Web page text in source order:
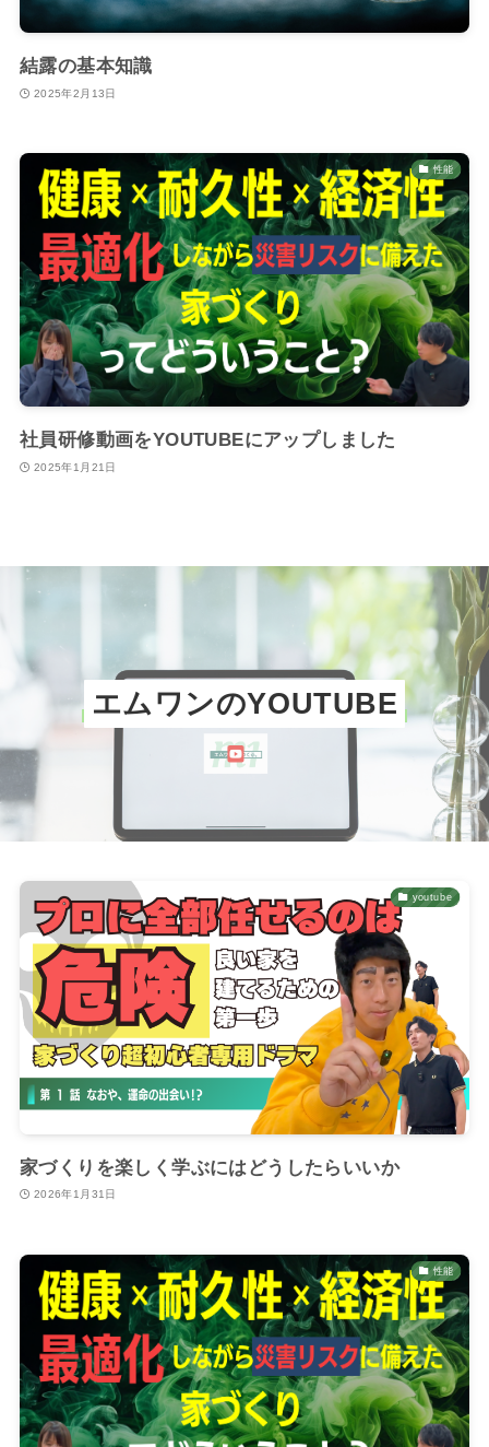
結露の基本知識
2025年2月13日
性能
社員研修動画をYOUTUBEにアップしました
2025年1月21日
エムワンのYOUTUBE
youtube
家づくりを楽しく学ぶにはどうしたらいいか
2026年1月31日
性能